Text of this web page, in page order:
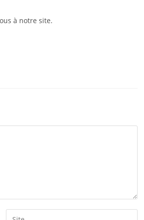
à notre site.
Saisir